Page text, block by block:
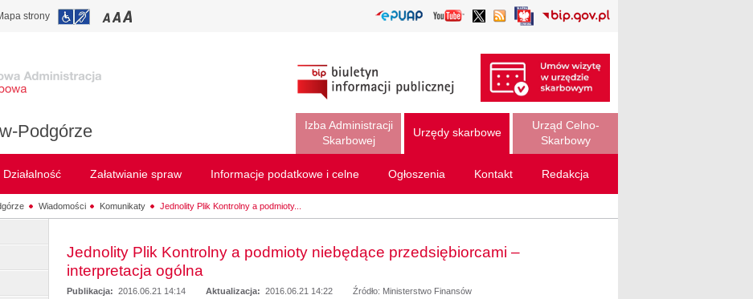
strony
Podgórze
Izba Administracji
Skarbowej
Urzędy skarbowe
Urząd Celno-
Skarbowy
Działalność Załatwianie spraw Informacje podatkowe i celne Ogłoszenia Kontakt Redakcja
Wiadomości Komunikaty Jednolity Plik Kontrolny a podmioty...
Jednolity Plik Kontrolny a podmioty niebędące przedsiębiorcami –
interpretacja ogólna
Publikacja: 2016.06.21 14:14 Aktualizacja: 2016.06.21 14:22 Źródło: Ministerstwo Finansów